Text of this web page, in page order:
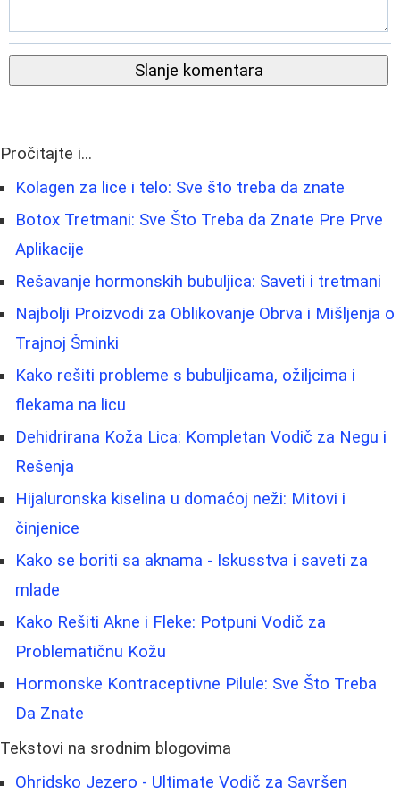
Slanje komentara
Pročitajte i...
Kolagen za lice i telo: Sve što treba da znate
Botox Tretmani: Sve Što Treba da Znate Pre Prve
Aplikacije
Rešavanje hormonskih bubuljica: Saveti i tretmani
Najbolji Proizvodi za Oblikovanje Obrva i Mišljenja o
Trajnoj Šminki
Kako rešiti probleme s bubuljicama, ožiljcima i
flekama na licu
Dehidrirana Koža Lica: Kompletan Vodič za Negu i
Rešenja
Hijaluronska kiselina u domaćoj neži: Mitovi i
činjenice
Kako se boriti sa aknama - Iskusstva i saveti za
mlade
Kako Rešiti Akne i Fleke: Potpuni Vodič za
Problematičnu Kožu
Hormonske Kontraceptivne Pilule: Sve Što Treba
Da Znate
Tekstovi na srodnim blogovima
Ohridsko Jezero - Ultimate Vodič za Savršen